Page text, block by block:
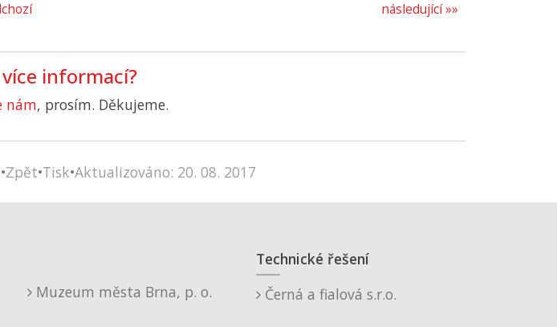
následující »»
informací?
nám, prosím. Děkujeme.
•Zpět•Tisk•Aktualizováno: 20. 08. 2017
Muzeum města Brna, p. o.
Technické řešení
Černá a fialová s.r.o.